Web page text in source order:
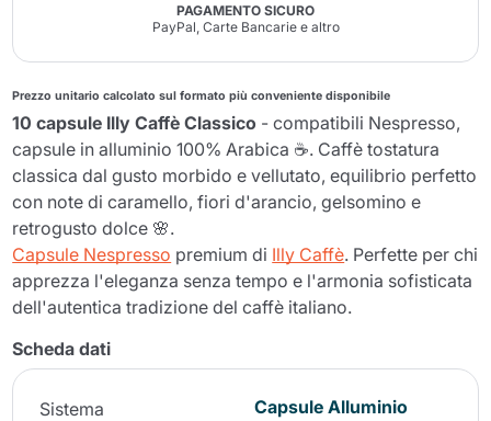
PAGAMENTO SICURO
PayPal, Carte Bancarie e altro
Prezzo unitario calcolato sul formato più conveniente disponibile
10 capsule Illy Caffè Classico - compatibili Nespresso,
capsule in alluminio 100% Arabica ☕. Caffè tostatura
classica dal gusto morbido e vellutato, equilibrio perfetto
con note di caramello, fiori d'arancio, gelsomino e
retrogusto dolce 🌸.
Capsule Nespresso premium di Illy Caffè. Perfette per chi
apprezza l'eleganza senza tempo e l'armonia sofisticata
dell'autentica tradizione del caffè italiano.
Scheda dati
Sistema Capsule Alluminio